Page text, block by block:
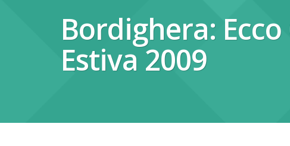
Bordighera:
Estiva 2009